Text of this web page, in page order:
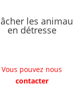
les
en détresse
Vous pouvez nous
contacter